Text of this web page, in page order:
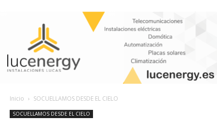
Inicio SOCUELLAMOS DESDE EL CIELO
SOCUELLAMOS DESDE EL CIELO